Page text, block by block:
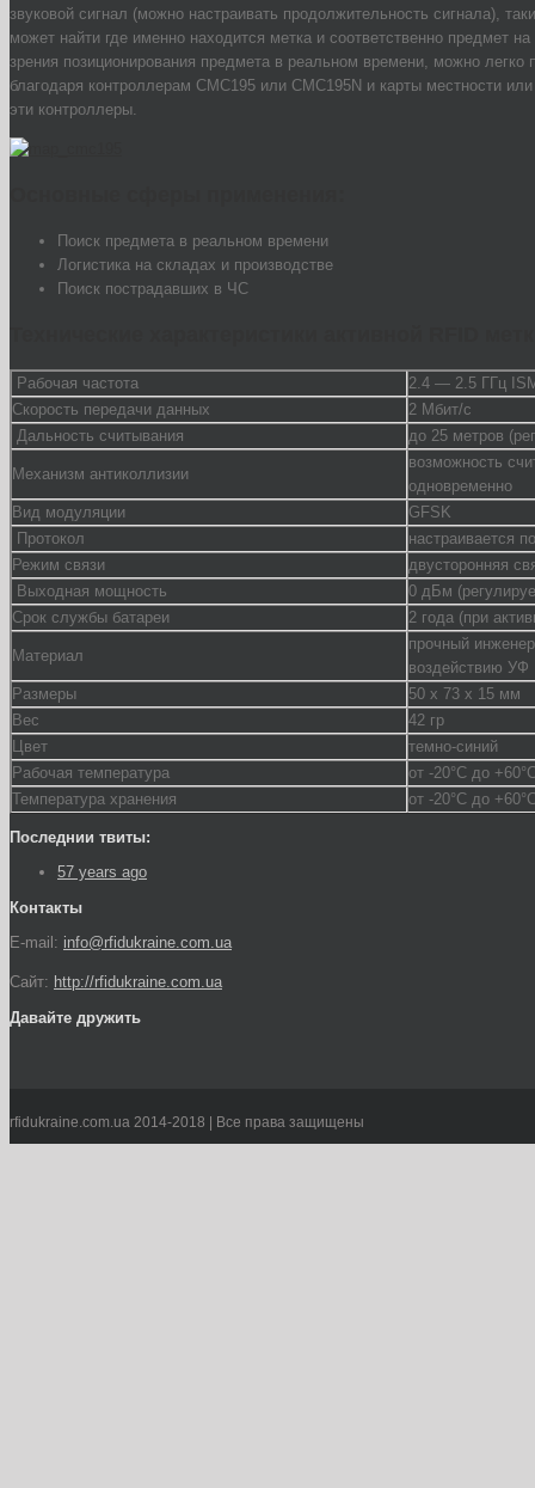
звуковой сигнал (можно настраивать продолжительность сигнала),
может найти где именно находится метка и соответственно предмет
зрения позиционирования предмета в реальном времени, можно легко
благодаря контроллерам CMC195 или CMC195N и карты местности
эти контроллеры.
Поиск предмета в реальном времени
Логистика на складах и производстве
Поиск пострадавших в ЧС
Рабочая частота
2.4 — 2.5 ГГц
Скорость передачи данных
2 Мбит/с
Дальность считывания
до 25 метров
Механизм антиколлизии
возможность
одновременно
Вид модуляции
GFSK
Протокол
настраивается
Режим связи
двусторонняя
Выходная мощность
0 дБм
Срок службы батареи
2 года (при
Материал
прочный
воздействию УФ
Размеры
50 х 73 х 15 мм
Вес
42 гр
Цвет
темно-синий
Рабочая температура
от -20°C до
Температура хранения
от -20°C до
Последнии твиты:
57 years ago
Контакты
E-mail: info@rfidukraine.com.ua
Сайт: http://rfidukraine.com.ua
Давайте дружить
rfidukraine.com.ua 2014-2018 | Все права защищены